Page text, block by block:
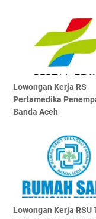
Lowongan Kerja RS
Pertamedika
Banda Aceh
Lowongan Kerja RSU